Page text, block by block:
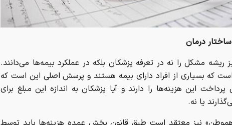
درمان
ریشه مشکل را نه در تعرفه پزشکان بلکه در عملکرد بیمه‌ها می‌دانند.
که بسیاری از افراد دارای بیمه هستند و پرسش اصلی این است که
پرداخت این هزینه‌ها را دارند و آیا پزشکان به اندازه این مبلغ برای
یا نه.